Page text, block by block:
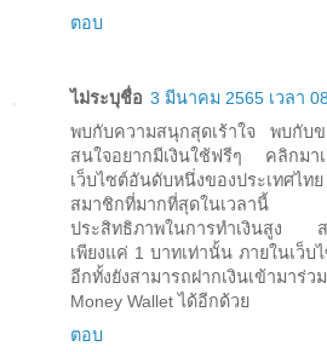
ตอบ
ไม่ระบุชื่อ 3 มีนาคม 2565 เวลา
พบกับความสนุกสุดเร้าใจ พบกับข
สนใจอยากมีเงินใช้ฟรีๆ คลิกมา
เว็บไซต์อันดับหนึ่งของประเทศ
สมาชิกที่มากที่สุดในเวลานี้
ประสิทธิภาพในการทำเงินสูง
เพียงแค่ 1 บาทเท่านั้น ภายในเว็บ
อีกทั้งยังสามารถฝากเงินเข้ามา
Money Wallet ได้อีกด้วย
ตอบ